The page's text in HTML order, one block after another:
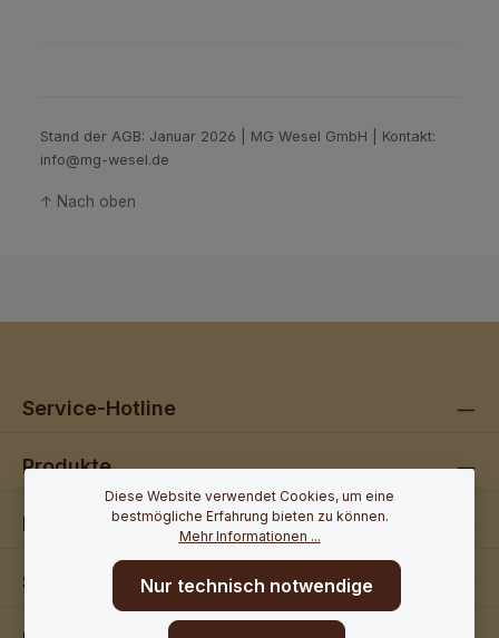
Stand der AGB: Januar 2026 | MG Wesel GmbH | Kontakt:
info@mg-wesel.de
↑ Nach oben
Service-Hotline
Produkte
Partnershops
Shop Service
Diese Website verwendet Cookies, um eine
bestmögliche Erfahrung bieten zu können.
Mehr Informationen ...
Nur technisch notwendige